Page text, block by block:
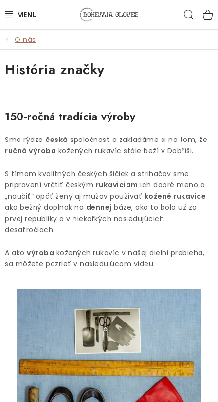
na
ŽENY
MUŽI
🎁DARČEKY
DARČEKOVÉ POUKAZY
OUTLET
VŠETKY PRODUKTY
Doprava a platba Vrátenie a výmena
O nákupe
Kontakt
O nás
História značky
150-ročná tradícia výroby
Sme rýdzo česká spoločnosť a zakladáme si na tom, že
ručná výroba kožených rukavíc stále beží v Dobříši.
S tímom kvalitných českých šičiek a strihačov sme
pripravení vrátiť českým rukaviciam ich dobré meno a
„naučiť“ opäť ženy aj mužov používať kožené rukavice
ako bežný doplnok na dennej báze, ako to bolo už za
prvej republiky a v niekoľkých nasledujúcich
desaťročiach.
A ako výroba kožených rukavíc v našej dielni prebieha,
sa môžete pozrieť v nasledujúcom videu.